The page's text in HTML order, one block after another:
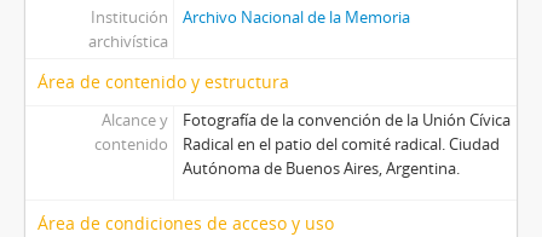
Institución
archivística
Archivo Nacional de la Memoria
Área de contenido y estructura
Alcance y
contenido
Fotografía de la convención de la Unión Cívica
Radical en el patio del comité radical. Ciudad
Autónoma de Buenos Aires, Argentina.
Área de condiciones de acceso y uso